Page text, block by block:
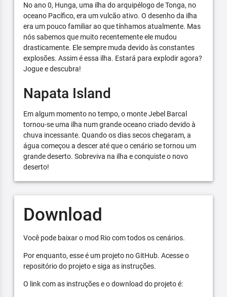
No ano 0, Hunga, uma ilha do arquipélogo de Tonga, no
oceano Pacífico, era um vulcão ativo. O desenho da ilha
era um pouco familiar ao que tínhamos atualmente. Mas
nós sabemos que muito recentemente ele mudou
drasticamente. Ele sempre muda devido às constantes
explosões. Assim é essa ilha. Estará para explodir agora?
Jogue e descubra!
Napata Island
Em algum momento no tempo, o monte Jebel Barcal
tornou-se uma ilha num grande oceano criado devido à
chuva incessante. Quando os dias secos chegaram, a
água começou a descer até que o cenário se tornou um
grande deserto. Sobreviva na ilha e conquiste o novo
deserto!
Download
Você pode baixar o mod Rio com todos os cenários.
Por enquanto, esse é um projeto no GitHub. Acesse o
repositório do projeto e siga as instruções.
O link com as instruções e o download do projeto é: